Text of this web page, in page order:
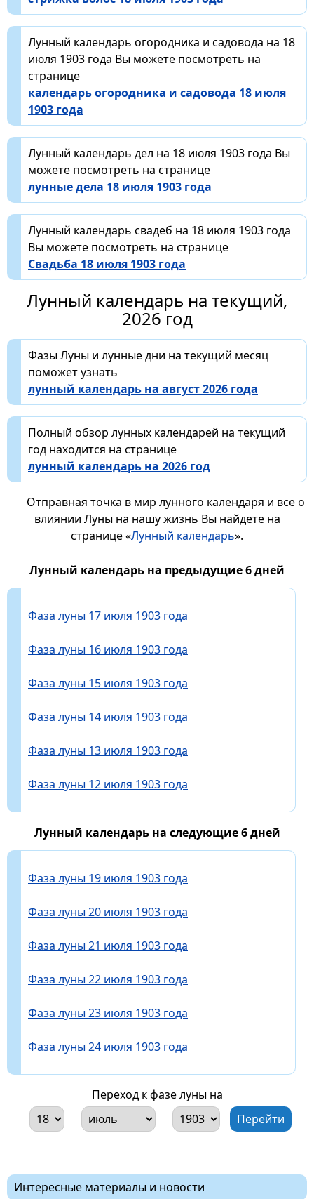
Лунный календарь огородника и садовода на 18
июля 1903 года Вы можете посмотреть на
странице
календарь огородника и садовода 18 июля
1903 года
Лунный календарь дел на 18 июля 1903 года Вы
можете посмотреть на странице
лунные дела 18 июля 1903 года
Лунный календарь свадеб на 18 июля 1903 года
Вы можете посмотреть на странице
Свадьба 18 июля 1903 года
Лунный календарь на текущий,
2026 год
Фазы Луны и лунные дни на текущий месяц
поможет узнать
лунный календарь на август 2026 года
Полный обзор лунных календарей на текущий
год находится на странице
лунный календарь на 2026 год
Отправная точка в мир лунного календаря и все о
влиянии Луны на нашу жизнь Вы найдете на
странице «Лунный календарь».
Лунный календарь на предыдущие 6 дней
Фаза луны 17 июля 1903 года
Фаза луны 16 июля 1903 года
Фаза луны 15 июля 1903 года
Фаза луны 14 июля 1903 года
Фаза луны 13 июля 1903 года
Фаза луны 12 июля 1903 года
Лунный календарь на следующие 6 дней
Фаза луны 19 июля 1903 года
Фаза луны 20 июля 1903 года
Фаза луны 21 июля 1903 года
Фаза луны 22 июля 1903 года
Фаза луны 23 июля 1903 года
Фаза луны 24 июля 1903 года
Переход к фазе луны на
Интересные материалы и новости